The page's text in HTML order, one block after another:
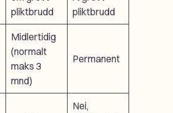
pliktbrudd
pliktbrudd
Midlertidig
(normalt
maks 3
mnd)
Permanent
Nei,